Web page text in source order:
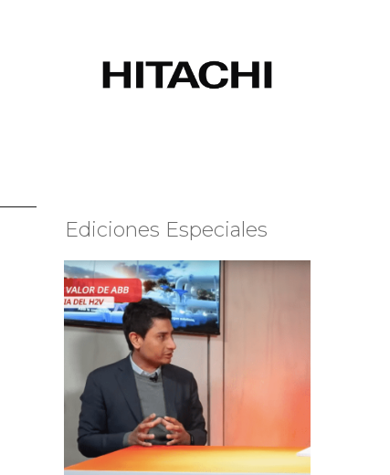
Ediciones Especiales